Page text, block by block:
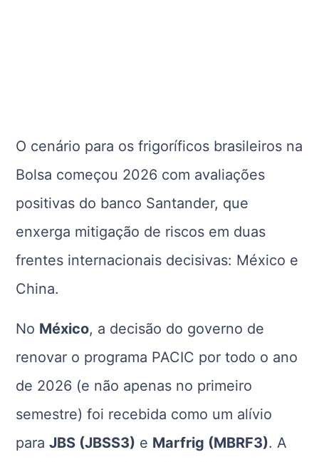
O cenário para os frigoríficos brasileiros na
Bolsa começou 2026 com avaliações
positivas do banco Santander, que
enxerga mitigação de riscos em duas
frentes internacionais decisivas: México e
China.
No México, a decisão do governo de
renovar o programa PACIC por todo o ano
de 2026 (e não apenas no primeiro
semestre) foi recebida como um alívio
paraJBS (JBSS3) e Marfrig (MBRF3). A